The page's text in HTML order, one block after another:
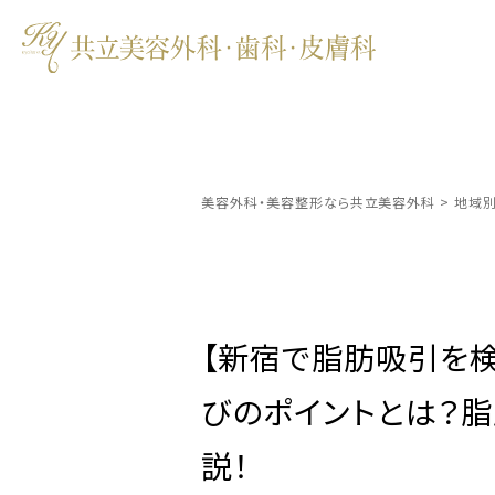
美容外科・美容整形なら共立美容外科 > 地域
【新宿で脂肪吸引を
びのポイントとは？
説！